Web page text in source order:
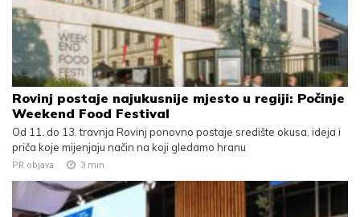
Rovinj postaje najukusnije mjesto u regiji: Počinje
Weekend Food Festival
Od 11. do 13. travnja Rovinj ponovno postaje središte okusa, ideja i
priča koje mijenjaju način na koji gledamo hranu
PR objava 3 min